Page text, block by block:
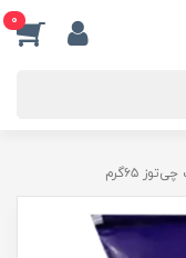
0
۶۵گرم